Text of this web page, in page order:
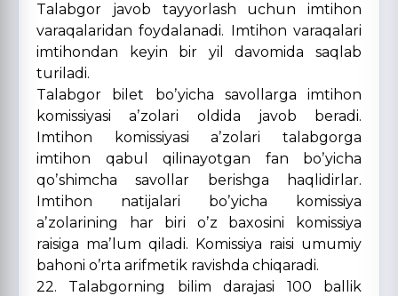
Talabgor javob tayyorlash uchun imtihon
varaqalaridan foydalanadi. Imtihon varaqalari
imtihondan keyin bir yil davomida saqlab
turiladi.
Talabgor bilet boʼyicha savollarga imtihon
komissiyasi aʼzolari oldida javob beradi.
Imtihon komissiyasi aʼzolari talabgorga
imtihon qabul qilinayotgan fan boʼyicha
qoʼshimcha savollar berishga haqlidirlar.
Imtihon natijalari boʼyicha komissiya
aʼzolarining har biri oʼz baxosini komissiya
raisiga maʼlum qiladi. Komissiya raisi umumiy
bahoni oʼrta arifmetik ravishda chiqaradi.
22. Talabgorning bilim darajasi 100 ballik